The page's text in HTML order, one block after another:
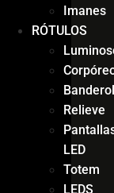
Imanes
RÓTULOS
Relieve
LED
Totem
LEDS